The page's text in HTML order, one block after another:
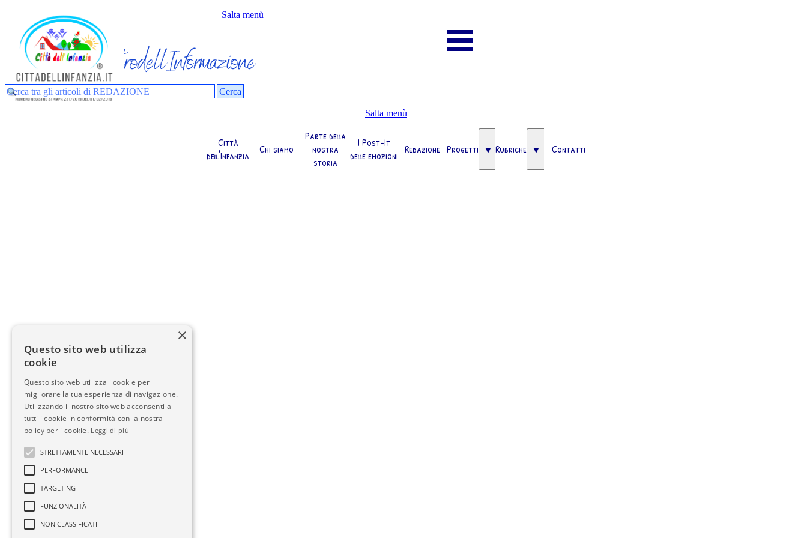
dirittiminori
Cerca
Salta menù
Città
dell'Infanzia
Chi siamo
Parte della
nostra
storia
I Post-It
delle emozioni Redazione Progetti ▼ Rubriche ▼ Contatti
Salta menù
×
Questo sito web utilizza
cookie
Questo sito web utilizza i cookie per
migliorare la tua esperienza di navigazione.
Utilizzando il nostro sito web acconsenti a
tutti i cookie in conformità con la nostra
policy per i cookie. Leggi di più
STRETTAMENTE NECESSARI
PERFORMANCE
TARGETING
FUNZIONALITÀ
NON CLASSIFICATI